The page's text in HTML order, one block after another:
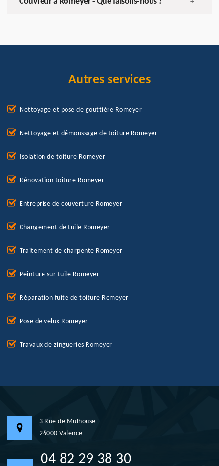
Couvreur à Romeyer - Que faisons-nous ? +
Autres services
Nettoyage et pose de gouttière Romeyer
Nettoyage et démoussage de toiture Romeyer
Isolation de toiture Romeyer
Rénovation toiture Romeyer
Entreprise de couverture Romeyer
Changement de tuile Romeyer
Traitement de charpente Romeyer
Peinture sur tuile Romeyer
Réparation fuite de toiture Romeyer
Pose de velux Romeyer
Travaux de zingueries Romeyer
3 Rue de Mulhouse
26000 Valence
04 82 29 38 30